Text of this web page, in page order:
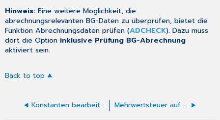
Hinweis:Eine weitere Möglichkeit, die
abrechnungsrelevanten BG-Daten zu überprüfen, bietet die
FunktionAbrechnungsdaten prüfen (ADCHECK). Dazu muss
dort die Option inklusive Prüfung BG-Abrechnung
aktiviert sein.
Back to top
Konstanten bearbeiten Mehrwertsteuer auf BG-Rechnung ausweisen